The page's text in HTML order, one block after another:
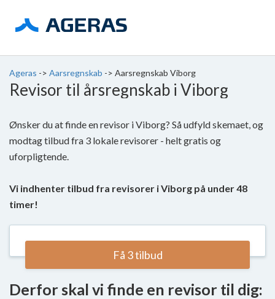
Ageras -> Aarsregnskab -> Aarsregnskab Viborg
Revisor til årsregnskab i Viborg
Ønsker du at finde en revisor i Viborg? Så udfyld skemaet, og
modtag tilbud fra 3 lokale revisorer - helt gratis og
uforpligtende.
Vi indhenter tilbud fra revisorer i Viborg på under 48
timer!
Få 3 tilbud
Derfor skal vi finde en revisor til dig: